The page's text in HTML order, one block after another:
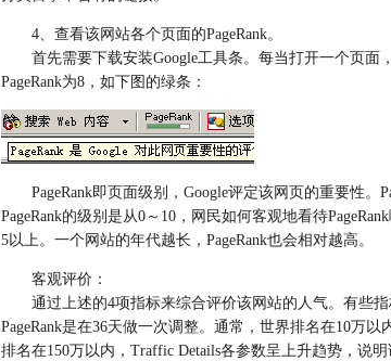
4、查看该网站各个页面的PageRank。
首先需要下载安装Google工具条。每当打开一个页面
PageRank为8，如下图的绿条：
PageRank即页面级别，Google评定该网页的重要性。
PageRank的级别是从0～10，网民如何客观地看待
5以上。一个网站的年代越长，PageRank也会相对越高。
客观评价：
通过上述的4项指标来综合评价该网站的人气。有些指
PageRank是在36天做一次调整。通常，世界排名在10万
排名在150万以内，Traffic Details各参数呈上升趋势，说